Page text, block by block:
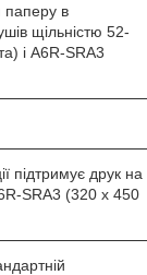
паперу в
щільністю 52-
і A6R-SRA3
підтримує друк на
SRA3 (320 x 450